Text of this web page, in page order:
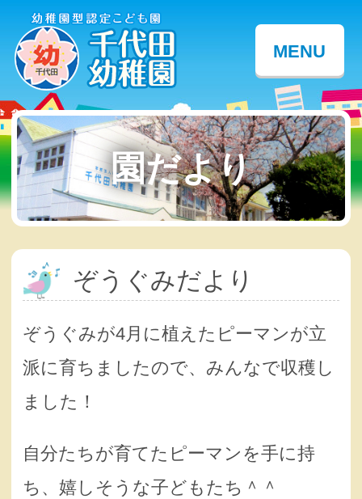
MENU
園だより
ぞうぐみだより
ぞうぐみが4月に植えたピーマンが立
派に育ちましたので、みんなで収穫し
ました！
自分たちが育てたピーマンを手に持
ち、嬉しそうな子どもたち＾＾